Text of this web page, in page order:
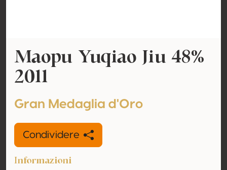
Maopu Yuqiao Jiu 48%
2011
Gran Medaglia d'Oro
Condividere
Informazioni